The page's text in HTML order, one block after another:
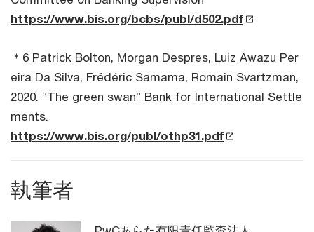
https://www.bis.org/bcbs/publ/d502.pdf
＊6 Patrick Bolton, Morgan Despres, Luiz Awazu Per
eira Da Silva, Frédéric Samama, Romain Svartzman,
2020. “The green swan” Bank for International Settle
ments.
https://www.bis.org/publ/othp31.pdf
執筆者